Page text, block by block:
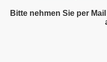
Bitte nehmen Sie per Mail